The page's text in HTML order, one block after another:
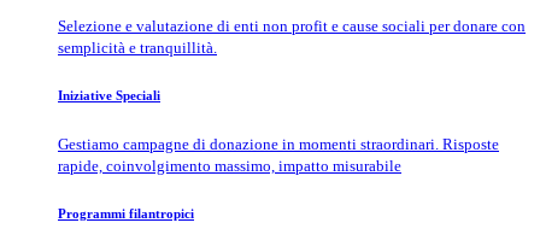
Selezione e valutazione di enti non profit e cause sociali per donare con
semplicità e tranquillità.
Iniziative Speciali
Gestiamo campagne di donazione in momenti straordinari. Risposte
rapide, coinvolgimento massimo, impatto misurabile
Programmi filantropici